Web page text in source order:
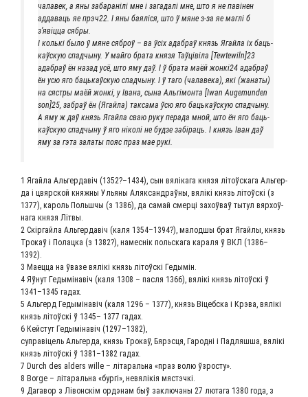
чала­век, а яны заба­ранілі мне і зага­далі мне, што я не паві­нен
адда­ва­ць яе прэч22. І яны бая­лі­ся, што ў мяне з‑за яе маглі б
з’явіцца сябры.
І коль­кі было ў мяне сяброў – ва ўсіх адаб­раў князь Ягай­ла іх баць­
каўскую спад­чы­ну. У май­го бра­та кня­зя Таў­ціві­ла [Tewtewiln]23
адаб­раў ён назад усё, што яму даў. І ў бра­та маёй жонкі24 адаб­раў
ён усю яго баць­каўскую спад­чы­ну. І ў таго (чала­ве­ка), які (жана­ты)
на сяст­ры маёй жон­кі, у Іва­на, сына Аль­гі­мон­та [Iwan Augemunden
son]25, забраў ён (Ягай­ла) так­са­ма ўсю яго баць­каўскую спад­чы­ну.
А яму ж даў князь Ягай­ла сваю руку пера­да мной, што ён яго баць­
каўскую спад­чы­ну ў яго ніколі не буд­зе забіра­ць. І князь Іван даў
яму за гэта зала­ты пояс праз мае рукі.
1 Ягай­ла Аль­гер­давіч (1352?–1434), сын вяліка­га кня­зя літоўска­га Аль­гер­
да і цвяр­ской княж­ны Улья­ны Аляк­сандраў­ны, вялікі князь літоўскі (з
1377), кароль Польш­чы (з 1386), да самай смер­ці захоў­ваў тытул вяр­хоў­
на­га кня­зя Літвы.
2 Скір­гай­ла Аль­гер­давіч (каля 1354–1394?), малод­шы брат Ягай­лы, князь
Тро­каў і Полац­ка (з 1382?), намес­нік поль­ска­га кара­ля ў ВКЛ (1386–
1392).
3 Маец­ца на ўва­зе вялікі князь літоўскі Гедымін.
4 Яўнут Геды­мі­навіч (каля 1308 – пас­ля 1366), вялікі князь літоўскі ў
1341–1345 гадах.
5 Аль­герд Геды­мі­навіч (каля 1296 – 1377), князь Віцеб­ска і Крэ­ва, вялікі
князь літоўскі ў 1345– 1377 гадах.
6 Кей­с­тут Геды­мі­навіч (1297–1382),
суправі­цель Аль­гер­да, князь Тро­каў, Бяр­эс­ця, Гарод­ні і Пад­ля­ш­ша, вялікі
князь літоўскі ў 1381–1382 гадах.
7 Durch des alders wille – літа­раль­на «праз волю ўзросту».
8 Borge – літа­раль­на «бур­гі», невя­лікія мястэчкі.
9 Дага­вор з Лівон­скім орд­энам быў заклю­ча­ны 27 люта­га 1380 года, з